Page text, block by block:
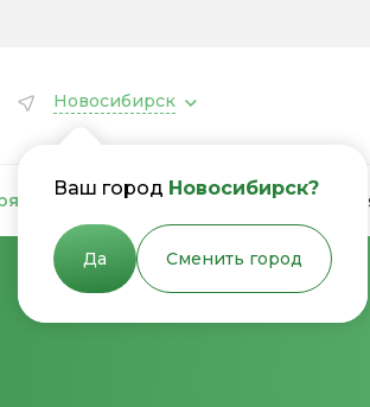
Новосибирск
Ваш город Новосибирск?
Да Сменить город
для теплиц Грядки